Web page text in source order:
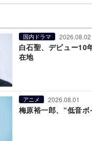
国内ドラマ 2026.08.02
白石聖、デビュー10
在地
アニメ 2026.08.01
梅原裕一郎、“低音